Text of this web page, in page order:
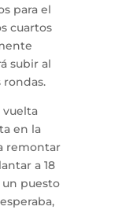
para el
cuartos
subir al
rondas.
vuelta
en la
remontar
a 18
puesto